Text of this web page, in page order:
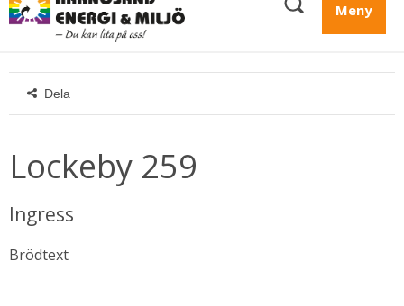
Meny
Dela
Lockeby 259
Ingress
Brödtext